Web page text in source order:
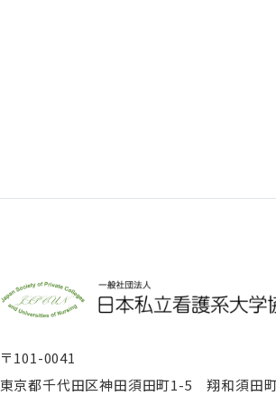
〒101-0041
東京都千代田区神田須田町1-5 翔和須田